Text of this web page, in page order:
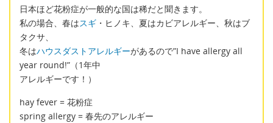
日本ほど花粉症が一般的な国は稀だと聞きます。
私の場合、春はスギ ・ヒノキ、夏はカビアレルギー、秋はブ
タクサ、
冬はハウスダストアレルギーがあるので”I have allergy all
year round!”（1年中
アレルギーです！）
hay fever = 花粉症
spring allergy = 春先のアレルギー